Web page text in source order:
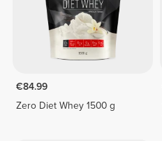
€84.99
Zero Diet Whey 1500 g